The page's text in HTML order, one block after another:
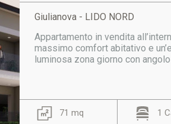
Giulianova - LIDO NORD
Appartamento in vendita
massimo comfort abitativo e
luminosa zona giorno con
71 mq 1